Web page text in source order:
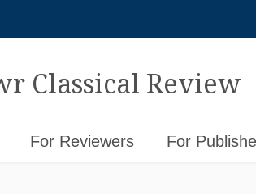
Classical Review
For Reviewers For